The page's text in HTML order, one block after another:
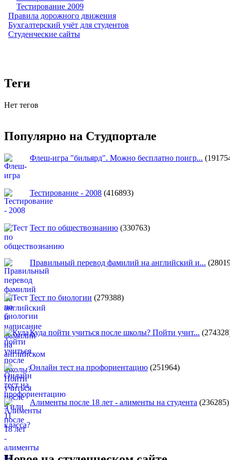
Тестирование 2009
Правила дорожного движения
Бухгалтерский учёт для студентов
Студенческие сайты
Теги
Нет тегов
Популярно на Студпортале
Флеш-игра "бильярд". Можно бесплатно поигр...
Тестирование - 2008 (416893)
Тест по обществознанию (330763)
Правильный перевод фамилий на английский и...
Тест по биологии (279388)
Куда пойти учиться после школы? Пойти учит...
Онлайн тест на профориентацию (251964)
Алименты после 18 лет - алименты на студента (236285)